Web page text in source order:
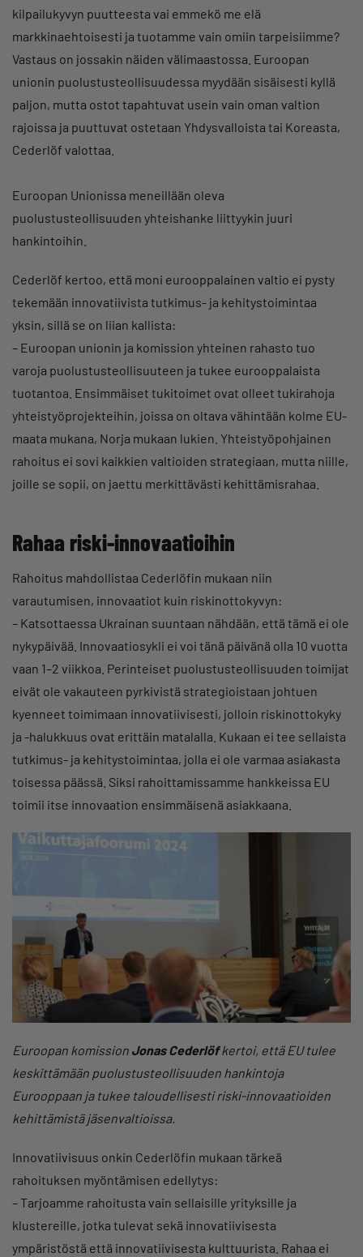
kilpailukyvyn puutteesta vai emmekö me elä
markkinaehtoisesti ja tuotamme vain omiin tarpeisiimme?
Vastaus on jossakin näiden välimaastossa. Euroopan
unionin puolustusteollisuudessa myydään sisäisesti kyllä
paljon, mutta ostot tapahtuvat usein vain oman valtion
rajoissa ja puuttuvat ostetaan Yhdysvalloista tai Koreasta,
Cederlöf valottaa.
Euroopan Unionissa meneillään oleva
puolustusteollisuuden yhteishanke liittyykin juuri
hankintoihin.
Cederlöf kertoo, että moni eurooppalainen valtio ei pysty
tekemään innovatiivista tutkimus- ja kehitystoimintaa
yksin, sillä se on liian kallista:
– Euroopan unionin ja komission yhteinen rahasto tuo
varoja puolustusteollisuuteen ja tukee eurooppalaista
tuotantoa. Ensimmäiset tukitoimet ovat olleet tukirahoja
yhteistyöprojekteihin, joissa on oltava vähintään kolme EU-
maata mukana, Norja mukaan lukien. Yhteistyöpohjainen
rahoitus ei sovi kaikkien valtioiden strategiaan, mutta niille,
joille se sopii, on jaettu merkittävästi kehittämisrahaa.
Rahaa riski-innovaatioihin
Rahoitus mahdollistaa Cederlöfin mukaan niin
varautumisen, innovaatiot kuin riskinottokyvyn:
– Katsottaessa Ukrainan suuntaan nähdään, että tämä ei ole
nykypäivää. Innovaatiosykli ei voi tänä päivänä olla 10 vuotta
vaan 1–2 viikkoa. Perinteiset puolustusteollisuuden toimijat
eivät ole vakauteen pyrkivistä strategioistaan johtuen
kyenneet toimimaan innovatiivisesti, jolloin riskinottokyky
ja -halukkuus ovat erittäin matalalla. Kukaan ei tee sellaista
tutkimus- ja kehitystoimintaa, jolla ei ole varmaa asiakasta
toisessa päässä. Siksi rahoittamissamme hankkeissa EU
toimii itse innovaation ensimmäisenä asiakkaana.
Euroopan komission Jonas Cederlöfkertoi, että EU tulee
keskittämään puolustusteollisuuden hankintoja
Eurooppaan ja tukee taloudellisesti riski-innovaatioiden
kehittämistä jäsenvaltioissa.
Innovatiivisuus onkin Cederlöfin mukaan tärkeä
rahoituksen myöntämisen edellytys:
– Tarjoamme rahoitusta vain sellaisille yrityksille ja
klustereille, jotka tulevat sekä innovatiivisesta
ympäristöstä että innovatiivisesta kulttuurista. Rahaa ei